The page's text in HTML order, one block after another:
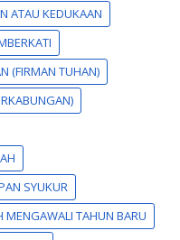
ATAU KEDUKAAN
(FIRMAN TUHAN)
SYUKUR
MENGAWALI TAHUN BARU